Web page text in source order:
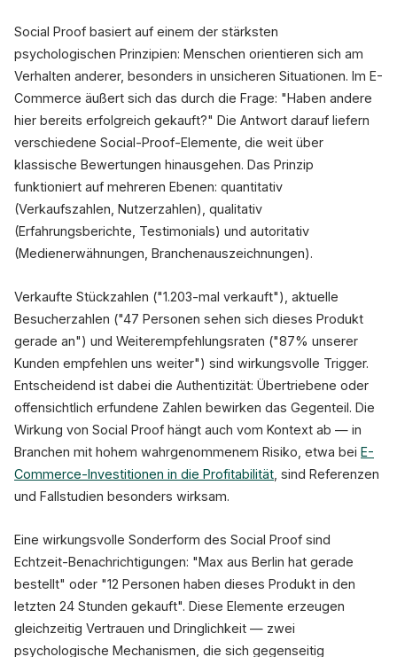
Social Proof basiert auf einem der stärksten
psychologischen Prinzipien: Menschen orientieren sich am
Verhalten anderer, besonders in unsicheren Situationen. Im E-
Commerce äußert sich das durch die Frage: "Haben andere
hier bereits erfolgreich gekauft?" Die Antwort darauf liefern
verschiedene Social-Proof-Elemente, die weit über
klassische Bewertungen hinausgehen. Das Prinzip
funktioniert auf mehreren Ebenen: quantitativ
(Verkaufszahlen, Nutzerzahlen), qualitativ
(Erfahrungsberichte, Testimonials) und autoritativ
(Medienerwähnungen, Branchenauszeichnungen).
Verkaufte Stückzahlen ("1.203-mal verkauft"), aktuelle
Besucherzahlen ("47 Personen sehen sich dieses Produkt
gerade an") und Weiterempfehlungsraten ("87% unserer
Kunden empfehlen uns weiter") sind wirkungsvolle Trigger.
Entscheidend ist dabei die Authentizität: Übertriebene oder
offensichtlich erfundene Zahlen bewirken das Gegenteil. Die
Wirkung von Social Proof hängt auch vom Kontext ab — in
Branchen mit hohem wahrgenommenem Risiko, etwa bei E-
Commerce-Investitionen in die Profitabilität , sind Referenzen
und Fallstudien besonders wirksam.
Eine wirkungsvolle Sonderform des Social Proof sind
Echtzeit-Benachrichtigungen: "Max aus Berlin hat gerade
bestellt" oder "12 Personen haben dieses Produkt in den
letzten 24 Stunden gekauft". Diese Elemente erzeugen
gleichzeitig Vertrauen und Dringlichkeit — zwei
psychologische Mechanismen, die sich gegenseitig